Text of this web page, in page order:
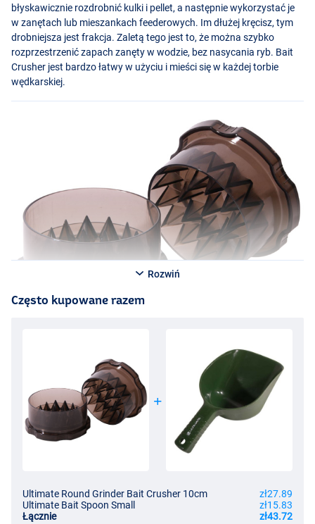
błyskawicznie rozdrobnić kulki i pellet, a następnie wykorzystać je
w zanętach lub mieszankach feederowych. Im dłużej kręcisz, tym
drobniejsza jest frakcja. Zaletą tego jest to, że można szybko
rozprzestrzenić zapach zanęty w wodzie, bez nasycania ryb. Bait
Crusher jest bardzo łatwy w użyciu i mieści się w każdej torbie
wędkarskiej.
Rozwiń
Często kupowane razem
Ultimate Round Grinder Bait Crusher 10cm
zł27.89
Ultimate Bait Spoon Small
zł15.83
Łącznie
zł43.72